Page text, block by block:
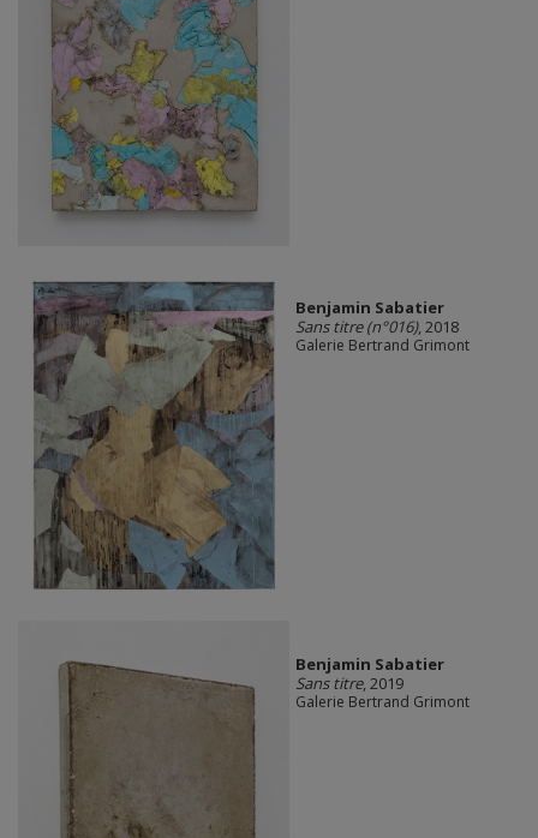
Benjamin Sabatier
Sans titre (n°016), 2018
Galerie Bertrand Grimont
Benjamin Sabatier
Sans titre, 2019
Galerie Bertrand Grimont